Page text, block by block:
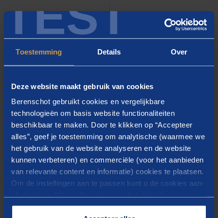
TEST
Toestemming Details Over
Deze website maakt gebruik van cookies
Berenschot gebruikt cookies en vergelijkbare
technologieën om basis website functionaliteiten
beschikbaar te maken. Door te klikken op “Accepteer
alles”, geef je toestemming om analytische (waarmee we
het gebruik van de website analyseren en de website
kunnen verbeteren) en commerciële (voor het aanbieden
van relevante content en informatie) cookies te plaatsen.
Om de instellingen aan te passen kunt u de cookies aan-
cookies op onze website treft u in onze
Passende afspraken
De NLggz en NVvP hopen dat regio’s en organisaties
de bouwstenen benutten om samen te bepalen waar de
meeste winst te behalen valt en waar zij dus als eerste
duidelijke en voor de regio passende afspraken. Die
moeten ertoe leiden tot een zodanig inzet van de in de
regio werkzame psychiaters dat de continuïteit van
avond-, nacht- en weekenddiensten en van
crisisdiensten te allen tijde is geborgd.